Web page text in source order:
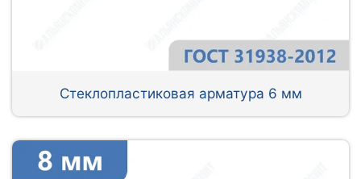
Стеклопластиковая арматура 6 мм